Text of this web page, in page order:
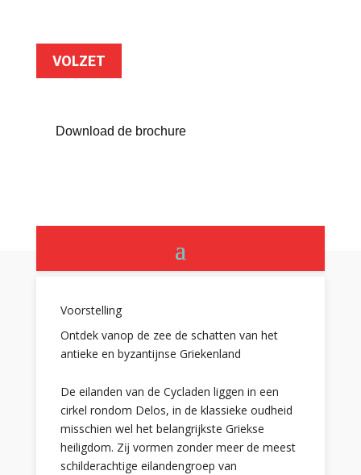
VOLZET
Download de brochure
Voorstelling
Ontdek vanop de zee de schatten van het
antieke en byzantijnse Griekenland
De eilanden van de Cycladen liggen in een
cirkel rondom Delos, in de klassieke oudheid
misschien wel het belangrijkste Griekse
heiligdom. Zĳ vormen zonder meer de meest
schilderachtige eilandengroep van